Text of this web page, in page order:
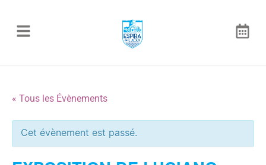
« Tous les Évènements
Cet évènement est passé.